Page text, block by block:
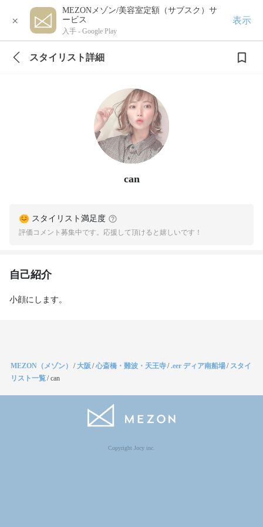
×
MEZONメゾン/美容室定額（サブスク）サ
ービス
入手 - Google Play
表示
スタイリスト詳細
can
スタイリスト満足度
評価コメント募集中です。応援して頂けると嬉しいです！
自己紹介
小顔にします。
MEZON（メゾン） /大阪 /心斎橋・難波・天王寺/.eer ディア南船場/ スタイ
リスト一覧/can
Copyright Jocy inc.